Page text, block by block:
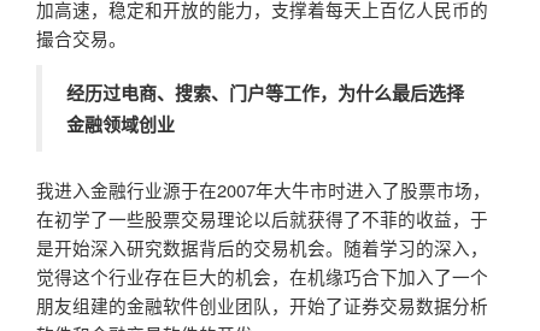
加高速，稳定和开放的能力，支撑着每天上百亿人民币的
撮合交易。
经历过电商、搜索、门户等工作，为什么最后选择
金融领域创业
我进入金融行业源于在2007年大牛市时进入了股票市场，
在初学了一些股票交易理论以后就获得了不菲的收益，于
是开始深入研究数据背后的交易机会。随着学习的深入，
觉得这个行业存在巨大的机会，在机缘巧合下加入了一个
朋友组建的金融软件创业团队，开始了证券交易数据分析